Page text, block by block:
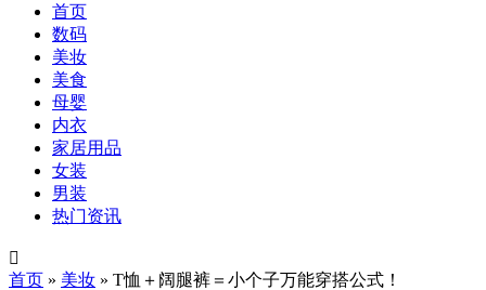
首页
数码
美妆
美食
母婴
内衣
家居用品
女装
男装
热门资讯

首页 » 美妆 » T恤＋阔腿裤＝小个子万能穿搭公式！